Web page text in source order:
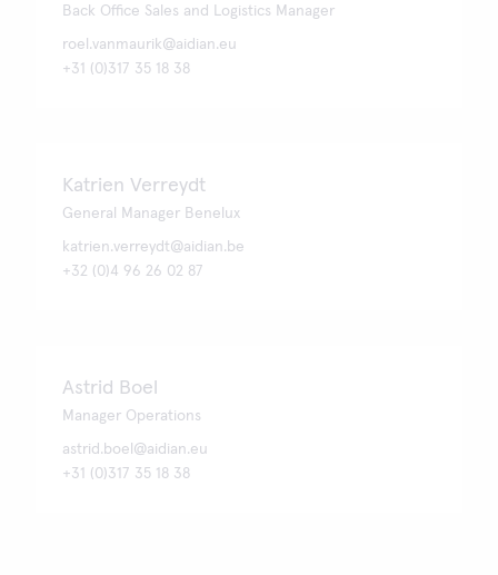
Back Office Sales and Logistics Manager
roel.vanmaurik@aidian.eu
+31 (0)317 35 18 38
Katrien Verreydt
General Manager Benelux
katrien.verreydt@aidian.be
+32 (0)4 96 26 02 87
Astrid Boel
Manager Operations
astrid.boel@aidian.eu
+31 (0)317 35 18 38